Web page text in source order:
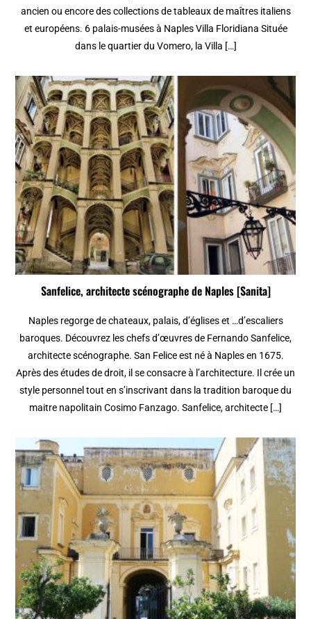
ancien ou encore des collections de tableaux de maîtres italiens
et européens. 6 palais-musées à Naples Villa Floridiana Située
dans le quartier du Vomero, la Villa […]
Sanfelice, architecte scénographe de Naples [Sanita]
Naples regorge de chateaux, palais, d’églises et …d’escaliers
baroques. Découvrez les chefs d’œuvres de Fernando Sanfelice,
architecte scénographe. San Felice est né à Naples en 1675.
Après des études de droit, il se consacre à l’architecture. Il crée un
style personnel tout en s’inscrivant dans la tradition baroque du
maitre napolitain Cosimo Fanzago. Sanfelice, architecte […]